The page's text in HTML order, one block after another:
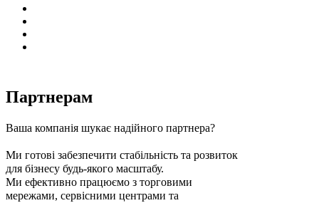
Партнерам
Ваша компанія шукає надійного партнера?
Ми готові забезпечити стабільність та розвиток
для бізнесу будь-якого масштабу.
Ми ефективно працюємо з торговими
мережами, сервісними центрами та